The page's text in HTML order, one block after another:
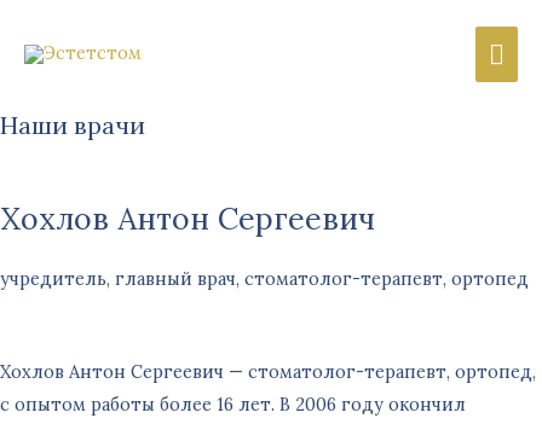
Наши врачи
Хохлов Антон Сергеевич​
учредитель, главный врач, стоматолог-терапевт, ортопед
Хохлов Антон Сергеевич — стоматолог-терапевт, ортопед,
с опытом работы более 16 лет. В 2006 году окончил